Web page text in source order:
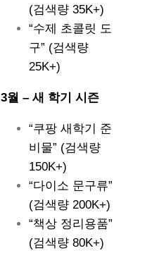
(검색량 35K+)
“수제 초콜릿 도
구” (검색량
25K+)
3월 – 새 학기 시즌
“쿠팡 새학기 준
비물” (검색량
150K+)
“다이소 문구류”
(검색량 200K+)
“책상 정리용품”
(검색량 80K+)